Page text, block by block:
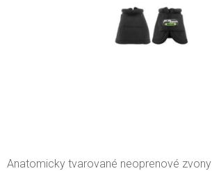
Anatomicky tvarované neoprenové zvony